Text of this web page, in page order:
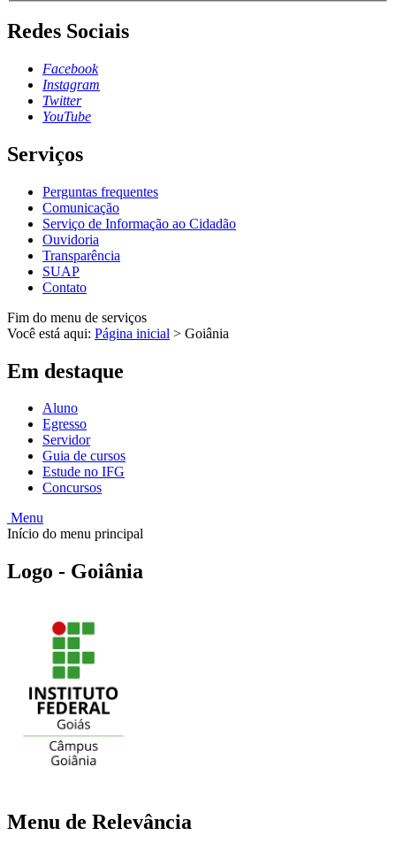
Redes Sociais
Facebook
Instagram
Twitter
YouTube
Serviços
Perguntas frequentes
Comunicação
Serviço de Informação ao Cidadão
Ouvidoria
Transparência
SUAP
Contato
Fim do menu de serviços
Você está aqui: Página inicial > Goiânia
Em destaque
Aluno
Egresso
Servidor
Guia de cursos
Estude no IFG
Concursos
Menu
Início do menu principal
Logo - Goiânia
Menu de Relevância